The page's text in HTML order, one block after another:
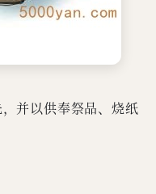
并以供奉祭品、烧纸